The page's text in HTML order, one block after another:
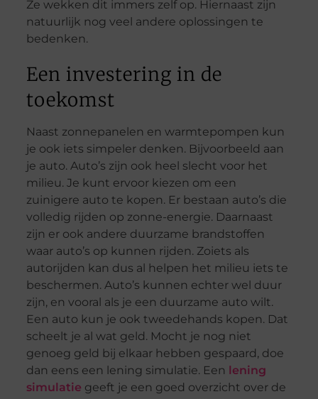
Ze wekken dit immers zelf op. Hiernaast zijn
natuurlijk nog veel andere oplossingen te
bedenken.
Een investering in de
toekomst
Naast zonnepanelen en warmtepompen kun
je ook iets simpeler denken. Bijvoorbeeld aan
je auto. Auto’s zijn ook heel slecht voor het
milieu. Je kunt ervoor kiezen om een
zuinigere auto te kopen. Er bestaan auto’s die
volledig rijden op zonne-energie. Daarnaast
zijn er ook andere duurzame brandstoffen
waar auto’s op kunnen rijden. Zoiets als
autorijden kan dus al helpen het milieu iets te
beschermen. Auto’s kunnen echter wel duur
zijn, en vooral als je een duurzame auto wilt.
Een auto kun je ook tweedehands kopen. Dat
scheelt je al wat geld. Mocht je nog niet
genoeg geld bij elkaar hebben gespaard, doe
dan eens een lening simulatie. Een lening
simulatie geeft je een goed overzicht over de